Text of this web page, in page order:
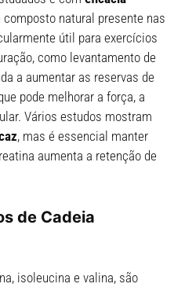
composto natural presente nas
útil para exercícios
como levantamento de
a aumentar as reservas de
pode melhorar a força, a
Vários estudos mostram
, mas é essencial manter
aumenta a retenção de
de Cadeia
isoleucina e valina, são